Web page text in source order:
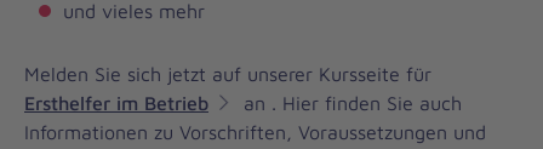
und vieles mehr
Melden Sie sich jetzt auf unserer Kursseite für
Ersthelfer im Betrieb
an . Hier finden Sie auch
Informationen zu Vorschriften, Voraussetzungen und